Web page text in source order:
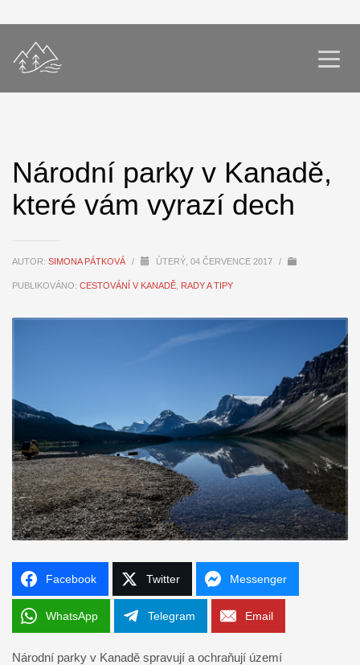
Národní parky v Kanadě,
které vám vyrazí dech
AUTOR: SIMONA PÁTKOVÁ / ÚTERÝ, 04 ČERVENCE 2017 /
PUBLIKOVÁNO: CESTOVÁNÍ V KANADĚ RADY A TIPY
Facebook Twitter Messenger
WhatsApp Telegram Email
Národní parky v Kanadě spravují a ochraňují území